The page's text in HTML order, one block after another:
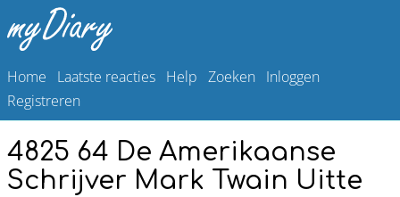
Home Laatste reacties Help Zoeken Inloggen
Registreren
4825 64 De Amerikaanse
Schrijver Mark Twain Uitte